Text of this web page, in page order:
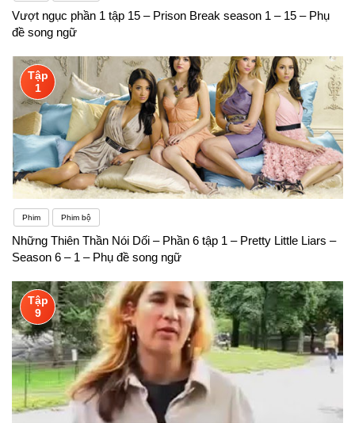
Vượt ngục phần 1 tập 15 – Prison Break season 1 – 15 – Phụ
đề song ngữ
Tập
1
Phim Phim bộ
Những Thiên Thần Nói Dối – Phần 6 tập 1 – Pretty Little Liars –
Season 6 – 1 – Phụ đề song ngữ
Tập
9